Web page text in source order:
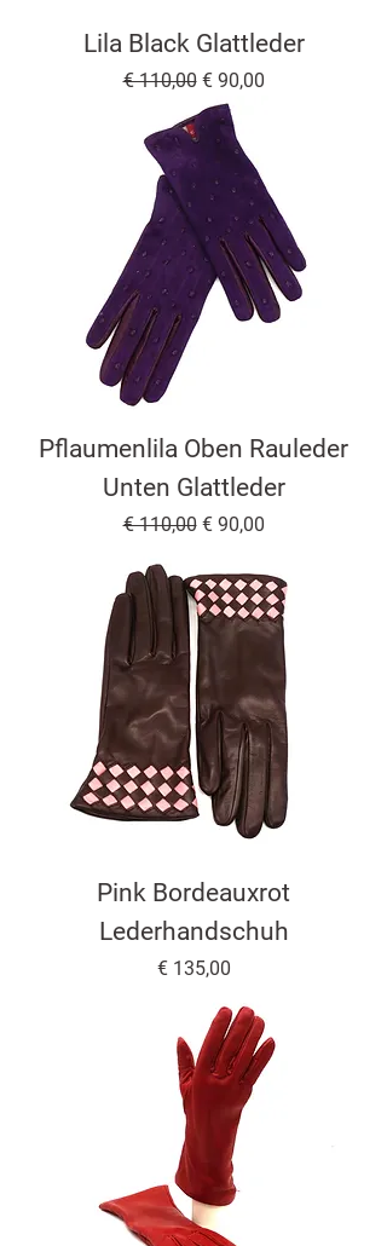
Lila Black Glattleder
Standardpreis
€ 110,00 Sale-Preis
€ 90,00
Pflaumenlila Oben Rauleder
Unten Glattleder
Standardpreis
€ 110,00 Sale-Preis
€ 90,00
Pink Bordeauxrot
Lederhandschuh
Preis
€ 135,00